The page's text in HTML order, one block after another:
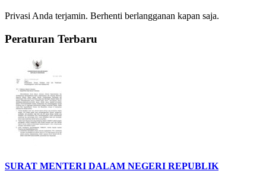
Privasi Anda terjamin. Berhenti berlangganan kapan saja.
Peraturan Terbaru
SURAT MENTERI DALAM NEGERI REPUBLIK